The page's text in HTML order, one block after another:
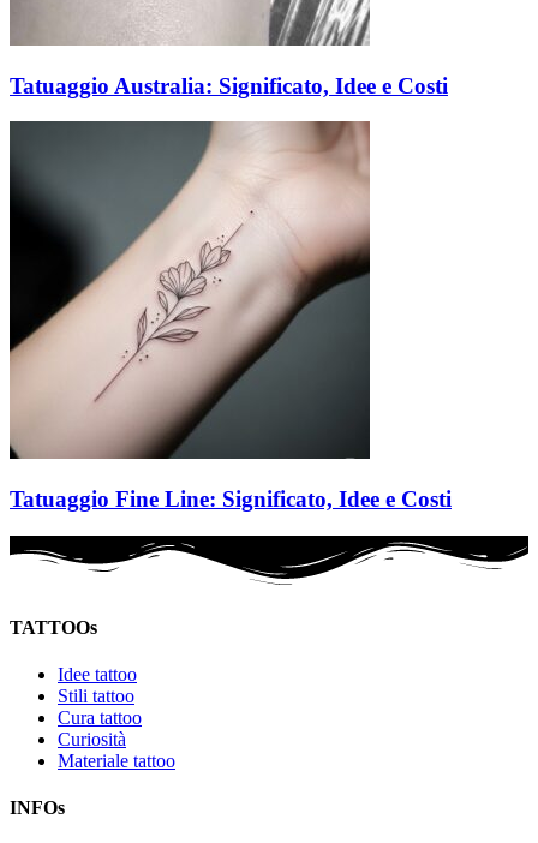
Tatuaggio Australia: Significato, Idee e Costi
Tatuaggio Fine Line: Significato, Idee e Costi
TATTOOs
Idee tattoo
Stili tattoo
Cura tattoo
Curiosità
Materiale tattoo
INFOs